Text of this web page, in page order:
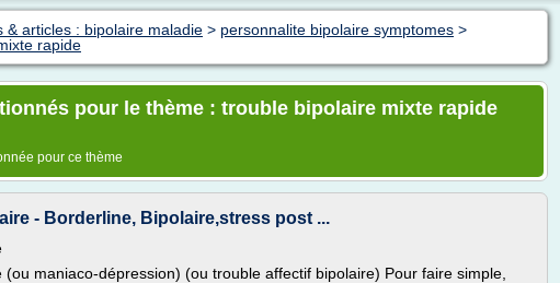
& articles : bipolaire maladie > personnalite bipolaire symptomes >
rapide
pour le thème : trouble bipolaire mixte rapide
pour ce thème
- Borderline, Bipolaire,stress post ...
(ou maniaco-dépression) (ou trouble affectif bipolaire) Pour faire simple,